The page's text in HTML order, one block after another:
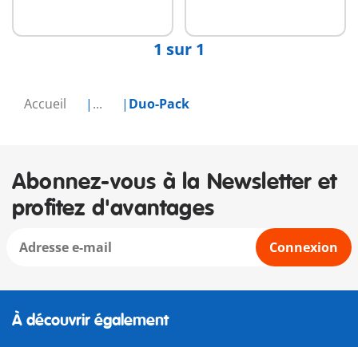
Accueil ... Duo-Pack
1 sur 1
Abonnez-vous à la Newsletter et
profitez d'avantages
Connexion
À découvrir également